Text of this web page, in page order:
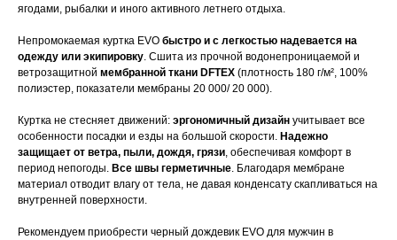
ягодами, рыбалки и иного активного летнего отдыха.
Непромокаемая куртка EVO быстро и с легкостью надевается на
одежду или экипировку . Сшита из прочной водонепроницаемой и
ветрозащитной мембранной ткани DFTEX (плотность 180 г/м², 100%
полиэстер, показатели мембраны 20 000/ 20 000).
Куртка не стесняет движений: эргономичный дизайн учитывает все
особенности посадки и езды на большой скорости. Надежно
защищает от ветра, пыли, дождя, грязи , обеспечивая комфорт в
период непогоды. Все швы герметичные . Благодаря мембране
материал отводит влагу от тела, не давая конденсату скапливаться на
внутренней поверхности.
Рекомендуем приобрести черный дождевик EVO для мужчин в